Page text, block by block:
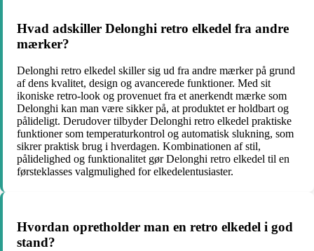
Hvad adskiller Delonghi retro elkedel fra andre
mærker?
Delonghi retro elkedel skiller sig ud fra andre mærker på grund
af dens kvalitet, design og avancerede funktioner. Med sit
ikoniske retro-look og provenuet fra et anerkendt mærke som
Delonghi kan man være sikker på, at produktet er holdbart og
pålideligt. Derudover tilbyder Delonghi retro elkedel praktiske
funktioner som temperaturkontrol og automatisk slukning, som
sikrer praktisk brug i hverdagen. Kombinationen af stil,
pålidelighed og funktionalitet gør Delonghi retro elkedel til en
førsteklasses valgmulighed for elkedelentusiaster.
Hvordan opretholder man en retro elkedel i god
stand?